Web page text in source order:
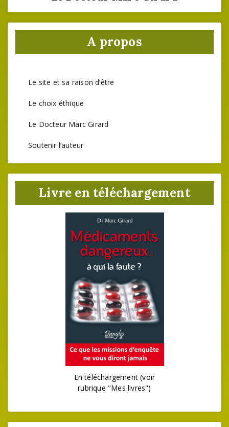
A propos
Le site et sa raison d’être
Le choix éthique
Le Docteur Marc Girard
Soutenir l’auteur
Livre en téléchargement
En téléchargement (voir
rubrique "Mes livres")